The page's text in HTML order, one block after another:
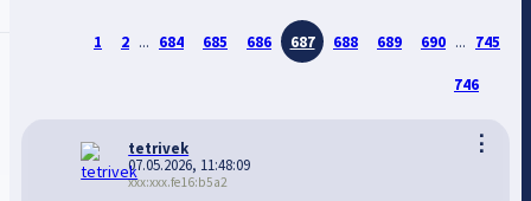
1 2 ... 684 685 686 687 688 689 690 ... 745
746
⋮
tetrivek
07.05.2026, 11:48:09
xxx:xxx.fe16:b5a2